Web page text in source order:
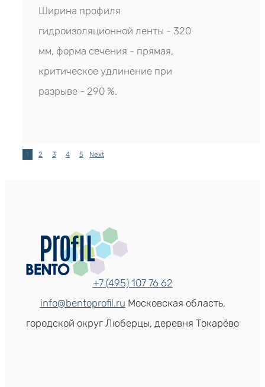
Ширина профиля
гидроизоляционной ленты - 320
мм, форма сечения - прямая,
критическое удлинение при
разрыве - 290 %.
1 2 3 4 5 Next
+7 (495) 107 76 62
info@bentoprofil.ru Московская область,
городской округ Люберцы, деревня Токарёво